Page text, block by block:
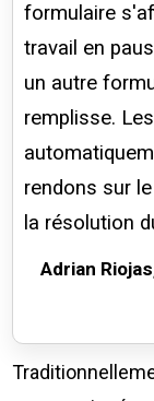
formulaire
travail en
un autre
remplisse.
rendons sur
la résolution
Adrian